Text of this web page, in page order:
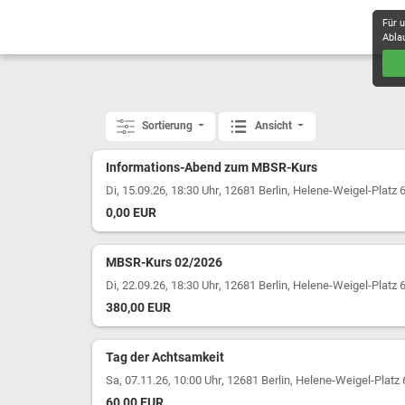
Sortierung Ansicht
Informations-Abend zum MBSR-Kurs
Di, 15.09.26, 18:30 Uhr, 12681 Berlin, Helene-Weigel-Platz 6
0,00 EUR
MBSR-Kurs 02/2026
Di, 22.09.26, 18:30 Uhr, 12681 Berlin, Helene-Weigel-Platz 6
380,00 EUR
Tag der Achtsamkeit
Sa, 07.11.26, 10:00 Uhr, 12681 Berlin, Helene-Weigel-Platz
Für